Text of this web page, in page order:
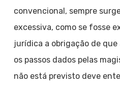
convencional, sempre
excessiva, como se fosse
jurídica a obrigação de
os passos dados pelas
não está previsto deve